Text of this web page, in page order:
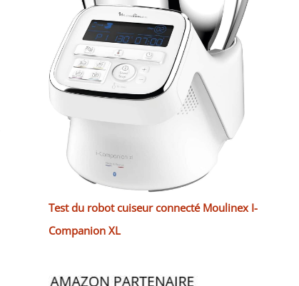
Test du robot cuiseur connecté Moulinex I-
Companion XL